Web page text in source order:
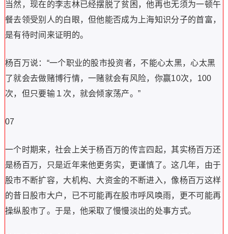
当然，现在的李志林已经摆脱了贫困，他再也无须为一顿午
餐去领受别人的白眼，但他能否成为上海知识分子的首富，
是有待时间来证明的。
杨百万说：“一个职业的股市投资者，不能心太黑，心太黑
了就会去做赌博行情，一赌就会有风险，你赢10次，100
次，但只要输１次，就会倾家荡产。”
07
一个时期来，社会上关于杨百万的传言四起，其实杨百万还
是杨百万，只是近年来他更务实，更谨慎了。这几年，由于
股市不断扩容，大机构、大资金的不断进入，像杨百万这样
的昔日股市大户，已不可能再在股市呼风唤雨，更不可能再
操纵股市了。于是，他采取了慢慢淡出的处事方式。